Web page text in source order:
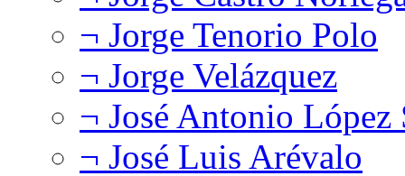
¬ Jorge Tenorio Polo
¬ Jorge Velázquez
¬ José Antonio López
¬ José Luis Arévalo